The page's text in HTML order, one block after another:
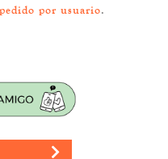
por usuario.